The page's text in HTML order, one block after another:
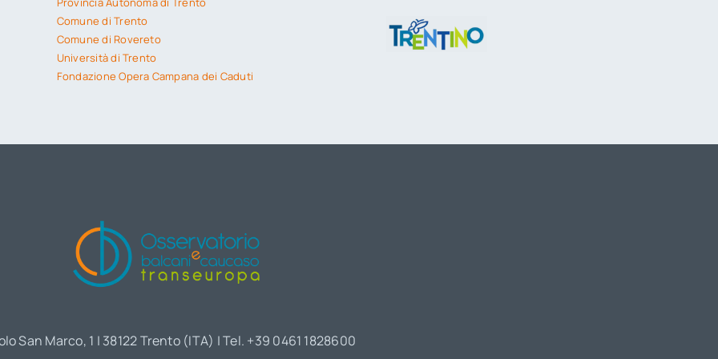
Comune di Trento
Comune di Rovereto
Università di Trento
Fondazione Opera Campana dei Caduti
San Marco, 1 | 38122 Trento (ITA) | Tel. +39 0461 1828600